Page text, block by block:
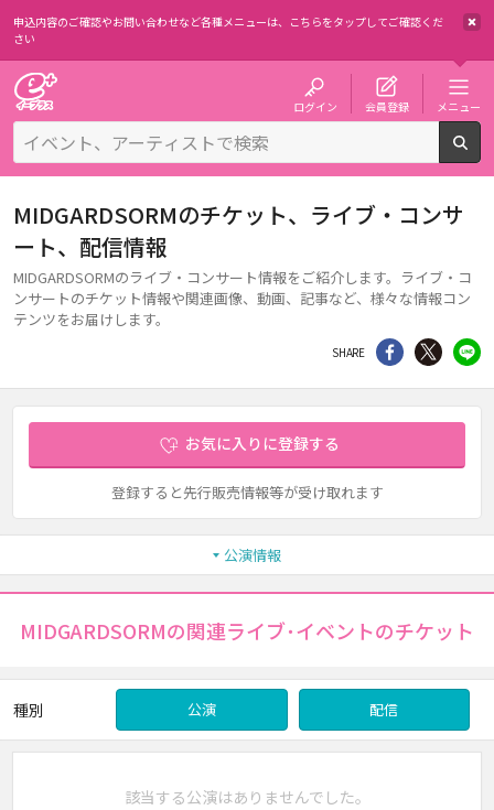
申込内容のご確認やお問い合わせなど各種メニューは、 こちらをタップしてご確認くだ
さい
ログイン 会員登録 メニュー
MIDGARDSORMのチケット、ライブ・コンサ
ート、配信情報
MIDGARDSORMのライブ・コンサート情報をご紹介します。ライブ・コ
ンサートのチケット情報や関連画像、動画、記事など、様々な情報コン
テンツをお届けします。
SHARE シェア Twitter
お気に入りに登録する
登録すると先行販売情報等が受け取れます
公演情報
MIDGARDSORMの関連ライブ･イベントのチケット
種別 公演 配信
該当する公演はありませんでした。